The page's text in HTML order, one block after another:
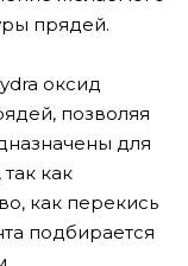
прядей.
оксид
позволяя
для
как
как перекись
подбирается